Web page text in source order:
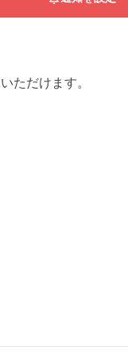
ただけます。